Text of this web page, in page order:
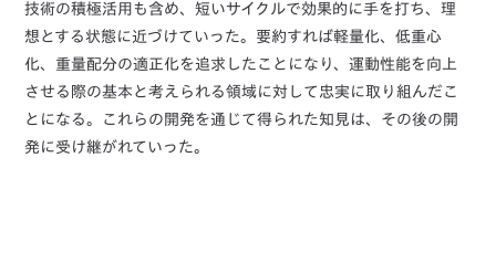
技術の積極活用も含め、短いサイクルで効果的に手を打ち、理
想とする状態に近づけていった。要約すれば軽量化、低重心
化、重量配分の適正化を追求したことになり、運動性能を向上
させる際の基本と考えられる領域に対して忠実に取り組んだこ
とになる。これらの開発を通じて得られた知見は、その後の開
発に受け継がれていった。